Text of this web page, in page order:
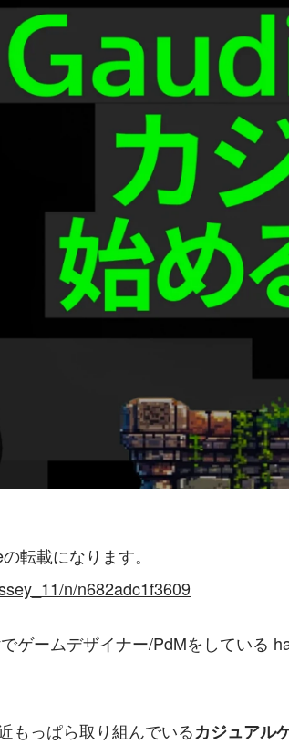
転載になります。
n/n682adc1f3609
ゲームデザイナー/PdMをしている
もっぱら取り組んでいるカジュアル